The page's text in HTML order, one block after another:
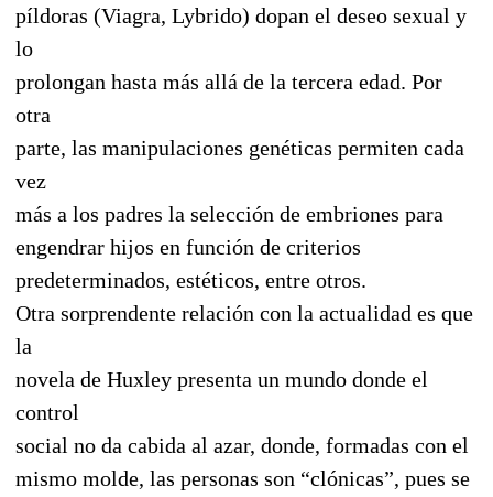
píldoras (Viagra, Lybrido) dopan el deseo sexual y
lo
prolongan hasta más allá de la tercera edad. Por
otra
parte, las manipulaciones genéticas permiten cada
vez
más a los padres la selección de embriones para
engendrar hijos en función de criterios
predeterminados, estéticos, entre otros.
Otra sorprendente relación con la actualidad es que
la
novela de Huxley presenta un mundo donde el
control
social no da cabida al azar, donde, formadas con el
mismo molde, las personas son “clónicas”, pues se